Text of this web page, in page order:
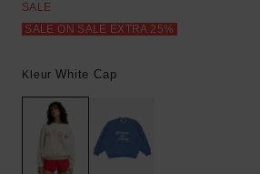
SALE
SALE ON SALE EXTRA 25%
KleurWhite Cap